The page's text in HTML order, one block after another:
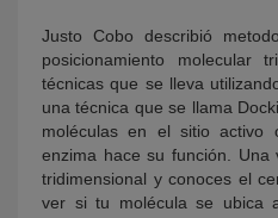
Justo Cobo describió
posicionamiento molecular
técnicas que se lleva
una técnica que se llama
moléculas en el sitio
enzima hace su función.
tridimensional y conoces el
ver si tu molécula se ubica